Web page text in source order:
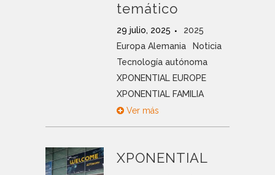
temático
29 julio, 2025
2025
Europa Alemania
Noticia
Tecnología autónoma
XPONENTIAL EUROPE
XPONENTIAL FAMILIA
Ver más
XPONENTIAL